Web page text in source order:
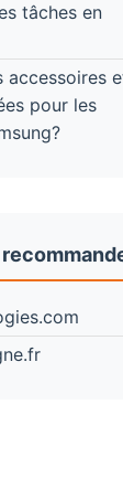
tâches en
accessoires
pour les